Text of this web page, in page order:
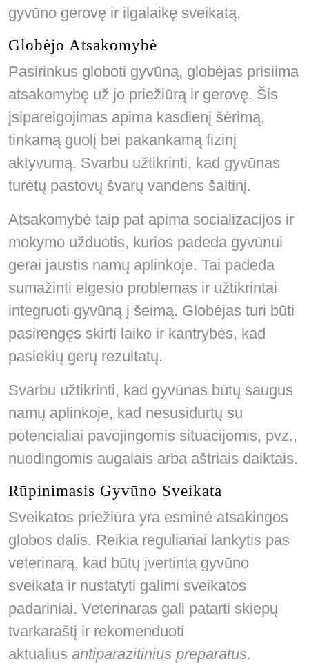
gyvūno gerovę ir ilgalaikę sveikatą.
Globėjo Atsakomybė
Pasirinkus globoti gyvūną, globėjas prisiima
atsakomybę už jo priežiūrą ir gerovę. Šis
įsipareigojimas apima kasdienį šėrimą,
tinkamą guolį bei pakankamą fizinį
aktyvumą. Svarbu užtikrinti, kad gyvūnas
turėtų pastovų švarų vandens šaltinį.
Atsakomybė taip pat apima socializacijos ir
mokymo užduotis, kurios padeda gyvūnui
gerai jaustis namų aplinkoje. Tai padeda
sumažinti elgesio problemas ir užtikrintai
integruoti gyvūną į šeimą. Globėjas turi būti
pasirengęs skirti laiko ir kantrybės, kad
pasiekių gerų rezultatų.
Svarbu užtikrinti, kad gyvūnas būtų saugus
namų aplinkoje, kad nesusidurtų su
potencialiai pavojingomis situacijomis, pvz.,
nuodingomis augalais arba aštriais daiktais.
Rūpinimasis Gyvūno Sveikata
Sveikatos priežiūra yra esminė atsakingos
globos dalis. Reikia reguliariai lankytis pas
veterinarą, kad būtų įvertinta gyvūno
sveikata ir nustatyti galimi sveikatos
padariniai. Veterinaras gali patarti skiepų
tvarkaraštį ir rekomenduoti
aktualius antiparazitinius preparatus.